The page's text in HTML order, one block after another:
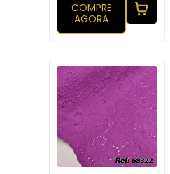
COMPRE
AGORA